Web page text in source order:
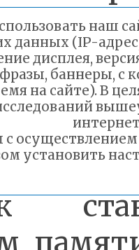
наш
данных (IP-
дисплея,
баннеры, с
на сайте). В
с
установить